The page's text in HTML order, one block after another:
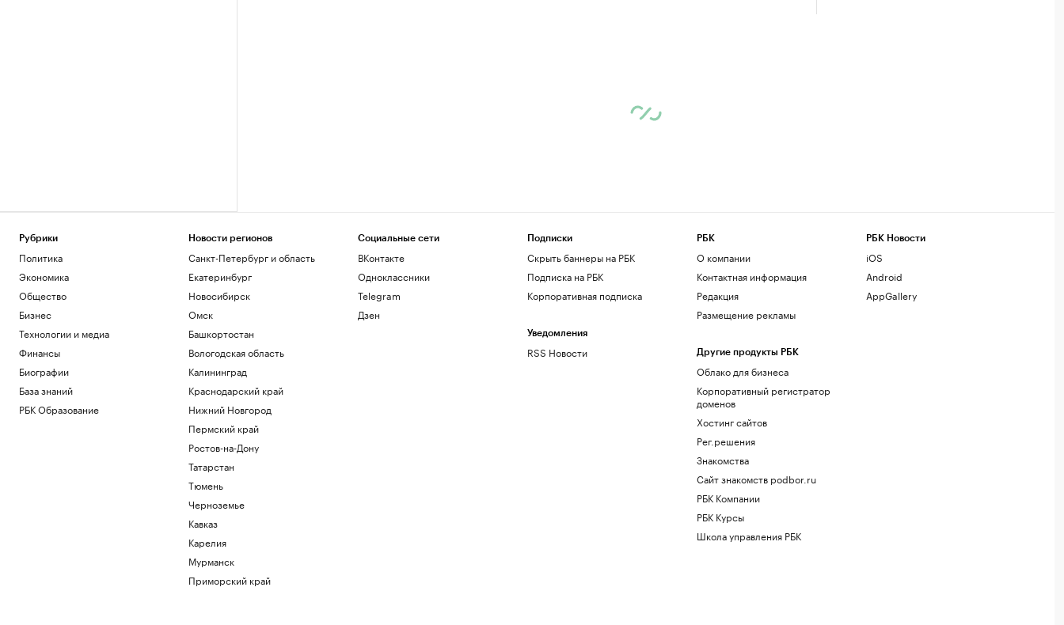
Рубрики
Политика
Экономика
Общество
Бизнес
Технологии и медиа
Финансы
Биографии
База знаний
РБК Образование
Новости регионов
Санкт-Петербург и область
Екатеринбург
Новосибирск
Омск
Башкортостан
Вологодская область
Калининград
Краснодарский край
Нижний Новгород
Пермский край
Ростов-на-Дону
Татарстан
Тюмень
Черноземье
Кавказ
Карелия
Мурманск
Приморский край
Социальные сети
ВКонтакте
Одноклассники
Telegram
Дзен
Подписки
Скрыть баннеры на РБК
Подписка на РБК
Корпоративная подписка
Уведомления
RSS Новости
РБК
О компании
Контактная информация
Редакция
Размещение рекламы
Другие продукты РБК
Облако для бизнеса
Корпоративный регистратор
доменов
Хостинг сайтов
Рег.решения
Знакомства
Сайт знакомств podbor.ru
РБК Компании
РБК Курсы
Школа управления РБК
РБК Новости
iOS
Android
AppGallery